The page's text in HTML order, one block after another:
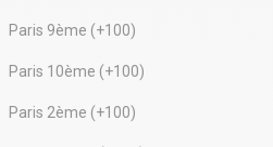
Paris 9ème (+100)
Paris 10ème (+100)
Paris 2ème (+100)